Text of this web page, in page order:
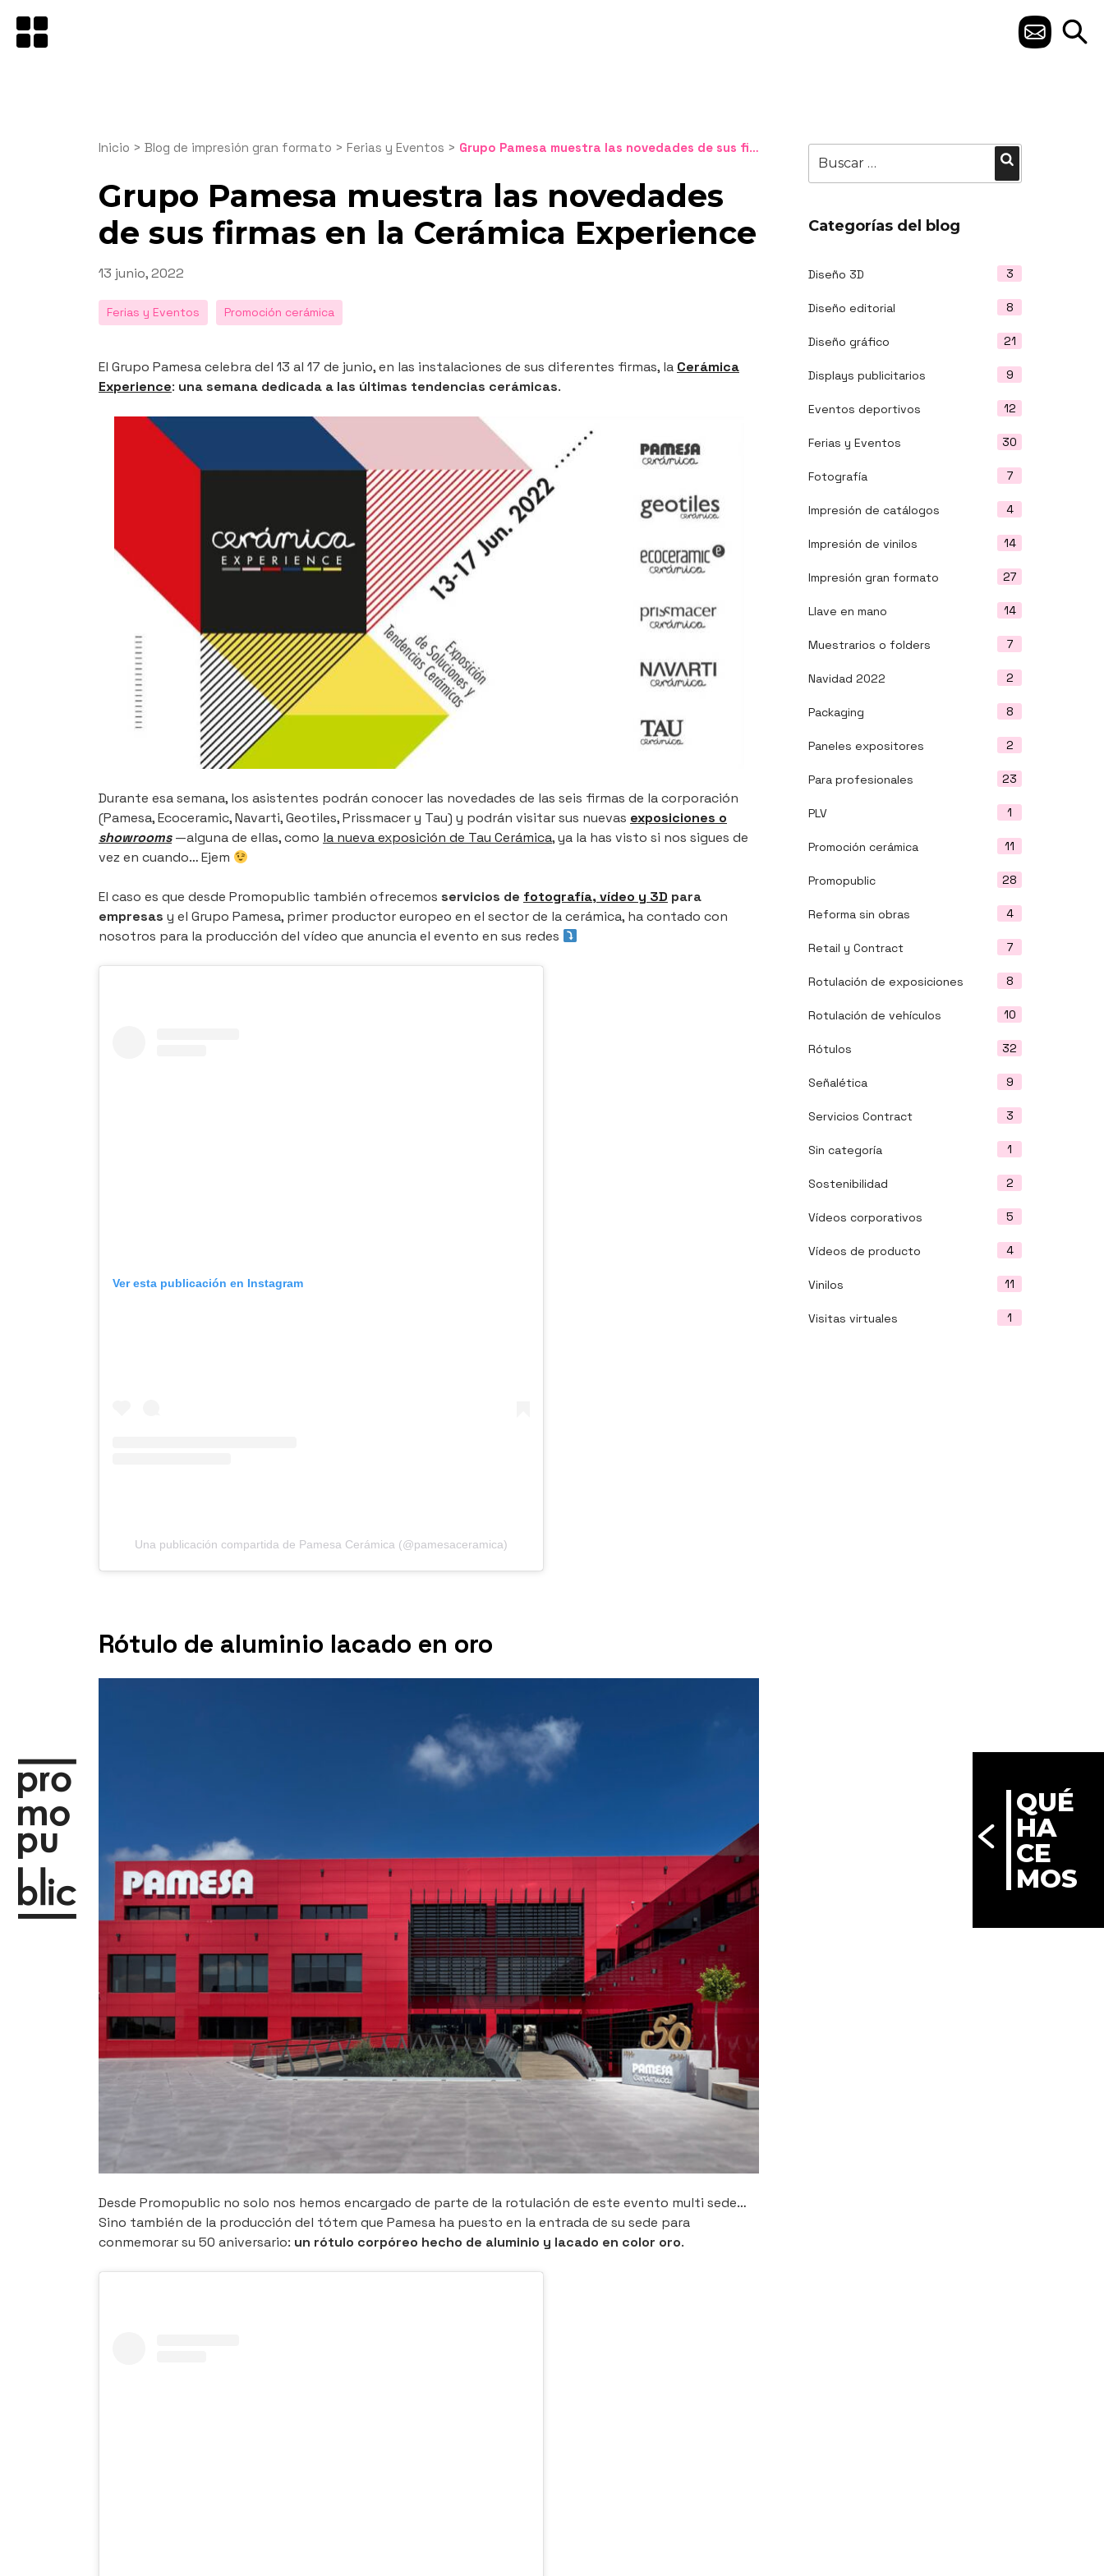
QUÉ
HA
CE
MOS
contenido
C
por:
Buscar
Categorías del blog
Diseño 3D 3
Diseño editorial 8
Diseño gráfico 21
Displays publicitarios 9
Eventos deportivos 12
Ferias y Eventos 30
Fotografía 7
Impresión de catálogos 4
Impresión de vinilos 14
Impresión gran formato 27
Llave en mano 14
Muestrarios o folders 7
Navidad 2022 2
Packaging 8
Paneles expositores 2
Para profesionales 23
PLV 1
Promoción cerámica 11
Promopublic 28
Reforma sin obras 4
Retail y Contract 7
Rotulación de exposiciones 8
Rotulación de vehículos 10
Rótulos 32
Señalética 9
Servicios Contract 3
Sin categoría 1
Sostenibilidad 2
Vídeos corporativos 5
Vídeos de producto 4
Vinilos 11
Visitas virtuales 1
Inicio > Blog de impresión gran formato > Ferias y Eventos > Grupo Pamesa muestra las novedades de sus firmas en la Cerámica Experience
Grupo Pamesa muestra las novedades
de sus firmas en la Cerámica Experience
Publicado
13 junio, 2022
Ferias y Eventos Promoción cerámica
El Grupo Pamesa celebra del 13 al 17 de junio, en las instalaciones de sus diferentes firmas, la Cerámica
Experience: una semana dedicada a las últimas tendencias cerámicas.
Durante esa semana, los asistentes podrán conocer las novedades de las seis firmas de la corporación
(Pamesa, Ecoceramic, Navarti, Geotiles, Prissmacer y Tau) y podrán visitar sus nuevas exposiciones o
showrooms—alguna de ellas, como la nueva exposición de Tau Cerámica, ya la has visto si nos sigues de
vez en cuando… Ejem
El caso es que desde Promopublic también ofrecemos servicios de fotografía, vídeo y 3D para
empresas y el Grupo Pamesa, primer productor europeo en el sector de la cerámica, ha contado con
nosotros para la producción del vídeo que anuncia el evento en sus redes
Ver esta publicación en Instagram
Una publicación compartida de Pamesa Cerámica (@pamesaceramica)
Rótulo de aluminio lacado en oro
Desde Promopublic no solo nos hemos encargado de parte de la rotulación de este evento multi sede…
Sino también de la producción del tótem que Pamesa ha puesto en la entrada de su sede para
conmemorar su 50 aniversario: un rótulo corpóreo hecho de aluminio y lacado en color oro.